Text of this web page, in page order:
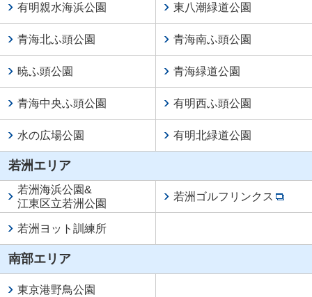
有明親水海浜公園 東八潮緑道公園
青海北ふ頭公園 青海南ふ頭公園
暁ふ頭公園 青海緑道公園
青海中央ふ頭公園 有明西ふ頭公園
水の広場公園 有明北緑道公園
若洲エリア
若洲海浜公園&
江東区立若洲公園
若洲ゴルフリンクス
若洲ヨット訓練所
南部エリア
東京港野鳥公園